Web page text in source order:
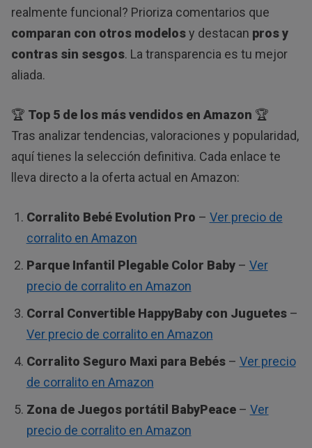
realmente funcional? Prioriza comentarios que
comparan con otros modelosy destacan pros y
contras sin sesgos. La transparencia es tu mejor
aliada.
🏆 Top 5 de los más vendidos en Amazon 🏆
Tras analizar tendencias, valoraciones y popularidad,
aquí tienes la selección definitiva. Cada enlace te
lleva directo a la oferta actual en Amazon:
Corralito Bebé Evolution Pro – Ver precio de
corralito en Amazon
Parque Infantil Plegable Color Baby– Ver
precio de corralito en Amazon
Corral Convertible HappyBaby con Juguetes–
Ver precio de corralito en Amazon
Corralito Seguro Maxi para Bebés– Ver precio
de corralito en Amazon
Zona de Juegos portátil BabyPeace– Ver
precio de corralito en Amazon